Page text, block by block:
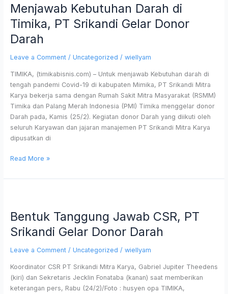
Menjawab Kebutuhan Darah di
Timika, PT Srikandi Gelar Donor
Darah
Leave a Comment / Uncategorized / wiellyam
TIMIKA, (timikabisnis.com) – Untuk menjawab Kebutuhan darah di
tengah pandemi Covid-19 di kabupaten Mimika, PT Srikandi Mitra
Karya bekerja sama dengan Rumah Sakit Mitra Masyarakat (RSMM)
Timika dan Palang Merah Indonesia (PMI) Timika menggelar donor
Darah pada, Kamis (25/2). Kegiatan donor Darah yang diikuti oleh
seluruh Karyawan dan jajaran manajemen PT Srikandi Mitra Karya
dipusatkan di
Darah
Timika,
PT
Gelar
Donor
Darah
Read More »
Bentuk Tanggung Jawab CSR, PT
Srikandi Gelar Donor Darah
Leave a Comment / Uncategorized / wiellyam
Koordinator CSR PT Srikandi Mitra Karya, Gabriel Jupiter Theedens
(kiri) dan Sekretaris Jecklin Fonataba (kanan) saat memberikan
keterangan pers, Rabu (24/2)/Foto : husyen opa TIMIKA,
Jawab
CSR,
PT
Srikandi
Donor
Darah